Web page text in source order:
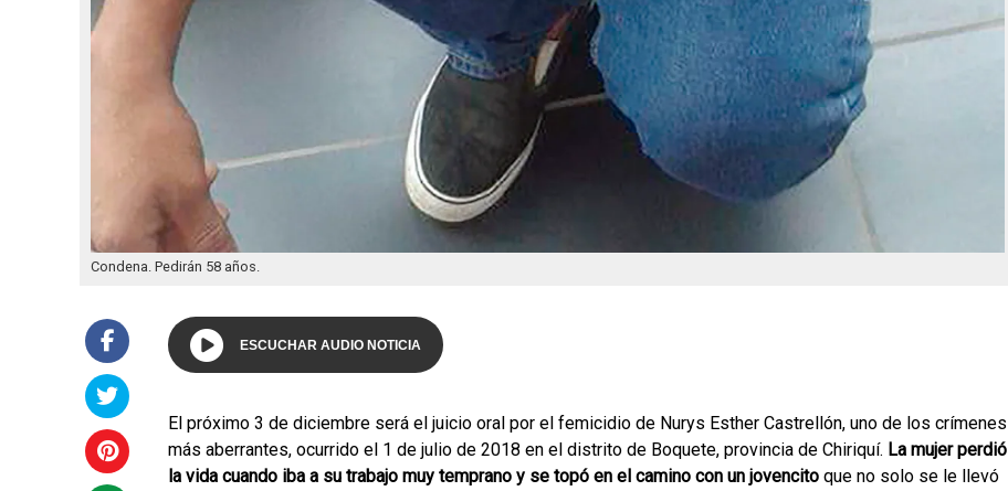
Condena. Pedirán 58 años.
ESCUCHAR AUDIO NOTICIA
El próximo 3 de diciembre será el juicio oral por el femicidio de Nurys Esther Castrellón, uno de los crímenes
más aberrantes, ocurrido el 1 de julio de 2018 en el distrito de Boquete, provincia de Chiriquí. La mujer perdió
la vida cuando iba a su trabajo muy temprano y se topó en el camino con un jovencito que no solo se le llevó